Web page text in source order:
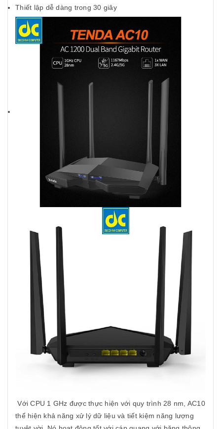
Thiết lập dễ dàng trong 30 giây
Với CPU 1 GHz được thực hiện với quy trình 28 nm, AC10
thể hiện khả năng xử lý dữ liệu và tiết kiệm năng lượng